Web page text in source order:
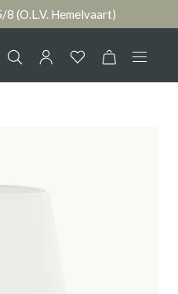
(O.L.V. Hemelvaart)